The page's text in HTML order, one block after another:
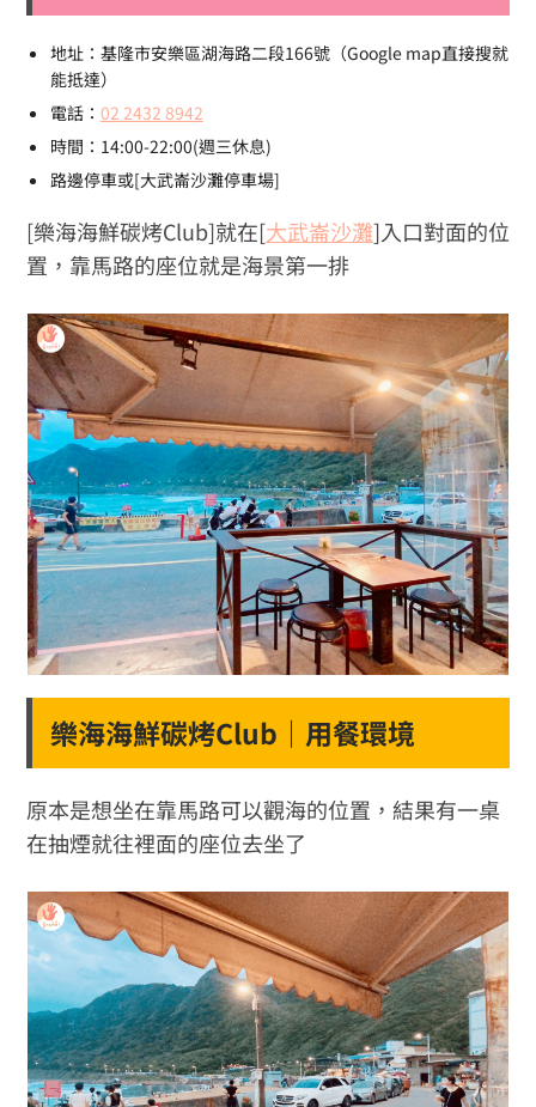
地址：基隆市安樂區湖海路二段166號（Google map直接搜就
能抵達）
電話： 02 2432 8942
時間：14:00-22:00(週三休息)
路邊停車或[大武崙沙灘停車場]
[樂海海鮮碳烤Club]就在[大武崙沙灘]入口對面的位
置，靠馬路的座位就是海景第一排
樂海海鮮碳烤Club｜用餐環境
原本是想坐在靠馬路可以觀海的位置，結果有一桌
在抽煙就往裡面的座位去坐了